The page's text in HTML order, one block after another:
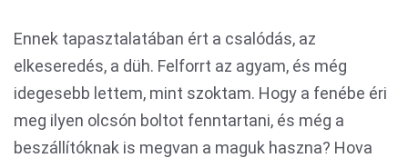
Ennek tapasztalatában ért a csalódás, az
elkeseredés, a düh. Felforrt az agyam, és még
idegesebb lettem, mint szoktam. Hogy a fenébe éri
meg ilyen olcsón boltot fenntartani, és még a
beszállítóknak is megvan a maguk haszna? Hova